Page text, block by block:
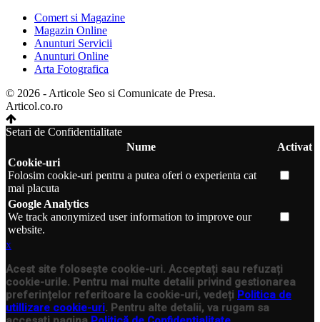
Comert si Magazine
Magazin Online
Anunturi Servicii
Anunturi Online
Arta Fotografica
© 2026 - Articole Seo si Comunicate de Presa.
Articol.co.ro
Setari de Confidentialitate
Nume
Activat
Cookie-uri
Folosim cookie-uri pentru a putea oferi o experienta cat
mai placuta
Google Analytics
We track anonymized user information to improve our
website.
x
Acest site folosește cookie-uri. Acceptați sau refuzați
cookie-urile. Pentru mai multe detalii privind gestionarea
preferințelor referitoare la cookie-uri, vedeți Politica de
utillizare cookie-uri. Pentru alte detalii, va rugam sa